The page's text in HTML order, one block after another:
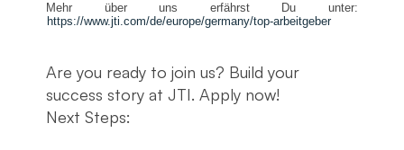
Mehr über uns erfährst Du unter:
https://www.jti.com/de/europe/germany/top-arbeitgeber
Are you ready to join us? Build your
success story at JTI. Apply now!
Next Steps: